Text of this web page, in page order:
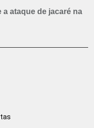
ataque de jacaré na